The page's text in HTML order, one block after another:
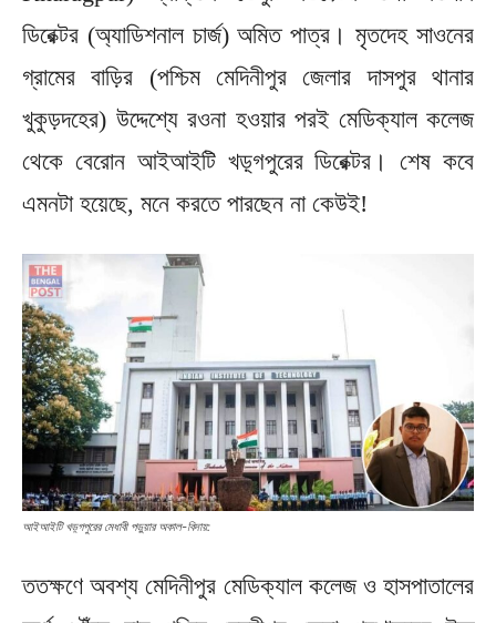
ডিরেক্টর (অ্যাডিশনাল চার্জ) অমিত পাত্র। মৃতদেহ সাওনের
গ্রামের বাড়ির (পশ্চিম মেদিনীপুর জেলার দাসপুর থানার
খুকুড়দহের) উদ্দেশ্যে রওনা হওয়ার পরই মেডিক্যাল কলেজ
থেকে বেরোন আইআইটি খড়্গপুরের ডিরেক্টর। শেষ কবে
এমনটা হয়েছে, মনে করতে পারছেন না কেউই!
আইআইটি খড়্গপুরের মেধাবী পড়ুয়ার অকাল-বিদায়:
ততক্ষণে অবশ্য মেদিনীপুর মেডিক্যাল কলেজ ও হাসপাতালের